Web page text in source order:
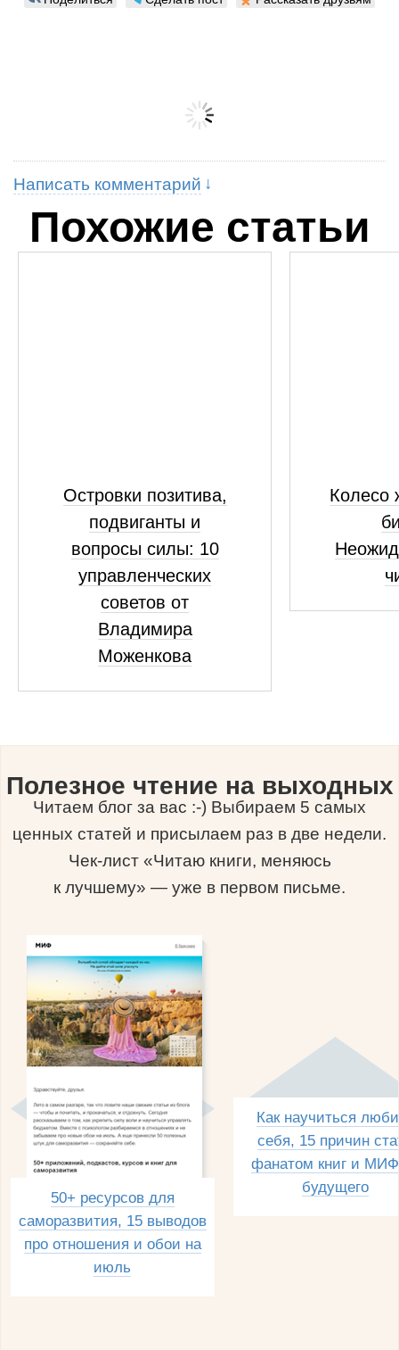
Написать комментарий
Похожие статьи
Островки позитива,
подвиганты и
вопросы силы: 10
управленческих
советов от
Владимира
Моженкова
Колесо
Полезное чтение на выходных
Читаем блог за вас :-) Выбираем 5 самых
ценных статей и присылаем раз в две недели.
Чек-лист «Читаю книги, меняюсь
к лучшему» — уже в первом письме.
50+ ресурсов для
саморазвития, 15 выводов
про отношения и обои на
июль
Как научиться
себя, 15 причин
фанатом книг и
будущего